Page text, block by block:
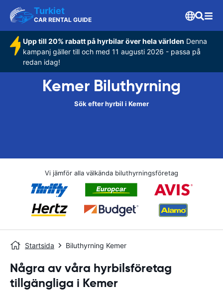
Turkiet
CAR RENTAL GUIDE
Upp till 20% rabatt på hyrbilar över hela världen Denna
kampanj gäller till och med 11 augusti 2026 - passa på
redan idag!
Kemer Biluthyrning
Sök efter hyrbil i Kemer
Vi jämför alla välkända biluthyrningsföretag
Startsida Biluthyrning Kemer
Några av våra hyrbilsföretag
tillgängliga i Kemer